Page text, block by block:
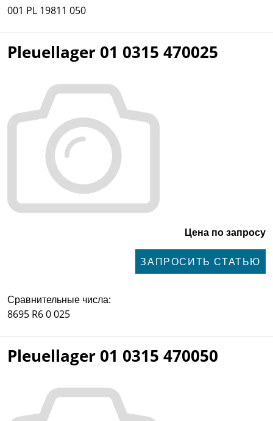
001 PL 19811 050
Pleuellager 01 0315 470025
Цена по запросу
ЗАПРОСИТЬ СТАТЬЮ
Сравнительные числа:
8695 R6 0 025
Pleuellager 01 0315 470050